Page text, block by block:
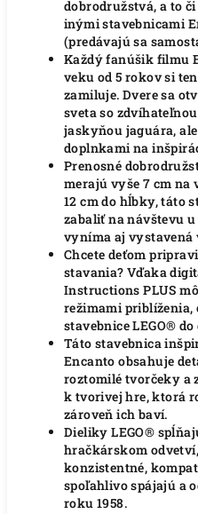
dobrodružstvá, a to
inými stavebnicami
(predávajú sa
Každý fanúšik filmu
veku od 5 rokov si
zamiluje. Dvere sa
sveta so
jaskyňou jaguára,
doplnkami na
Prenosné
merajú vyše 7 cm na
12 cm do hĺbky, táto
zabaliť na návštevu
vyníma aj vystavená
Chcete deťom
stavania? Vďaka
Instructions PLUS
režimami priblíženia,
stavebnice LEGO®
Táto stavebnica
Encanto obsahuje
roztomilé tvorčeky a
k tvorivej hre, ktorá
zároveň ich baví.
Dieliky LEGO®
hračkárskom
konzistentné,
spoľahlivo spájajú a
roku 1958.